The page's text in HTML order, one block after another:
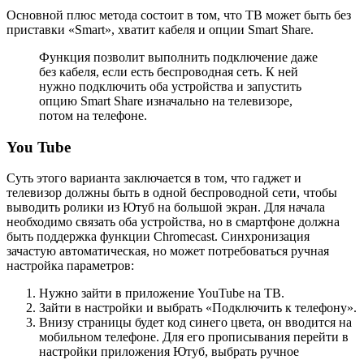
Основной плюс метода состоит в том, что ТВ может быть без
приставки «Smart», хватит кабеля и опции Smart Share.
Функция позволит выполнить подключение даже
без кабеля, если есть беспроводная сеть. К ней
нужно подключить оба устройства и запустить
опцию Smart Share изначально на телевизоре,
потом на телефоне.
You Tube
Суть этого варианта заключается в том, что гаджет и
телевизор должны быть в одной беспроводной сети, чтобы
выводить ролики из Ютуб на большой экран. Для начала
необходимо связать оба устройства, но в смартфоне должна
быть поддержка функции Chromecast. Синхронизация
зачастую автоматическая, но может потребоваться ручная
настройка параметров:
Нужно зайти в приложение YouTube на ТВ.
Зайти в настройки и выбрать «Подключить к телефону».
Внизу страницы будет код синего цвета, он вводится на
мобильном телефоне. Для его прописывания перейти в
настройки приложения Ютуб, выбрать ручное